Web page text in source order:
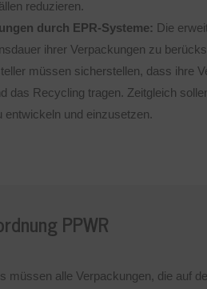
reduzieren.
durch EPR-Systeme: Die
ihrer Verpackungen zu
müssen sicherstellen, dass ihre
das Recycling tragen. Zeitgleich
entwickeln und einzusetzen.
PPWR
müssen alle Verpackungen, die auf